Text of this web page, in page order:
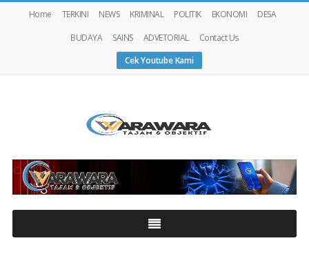
Home TERKINI NEWS KRIMINAL POLITIK EKONOMI
DESA
BUDAYA
SAINS ADVETORIAL
Contact Us
Cek Youtube Kami
Warawaranews